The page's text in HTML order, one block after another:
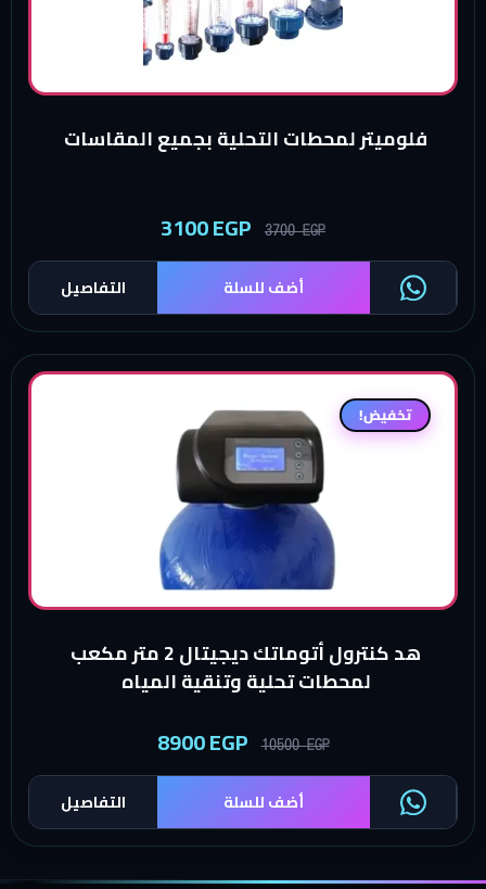
فلوميتر لمحطات التحلية بجميع المقاسات
3700EGP
3100EGP
التفاصيل أضف للسلة
تخفيض!
هد كنترول أتوماتك ديجيتال 2 متر مكعب
لمحطات تحلية وتنقية المياه
10500EGP
8900EGP
التفاصيل أضف للسلة